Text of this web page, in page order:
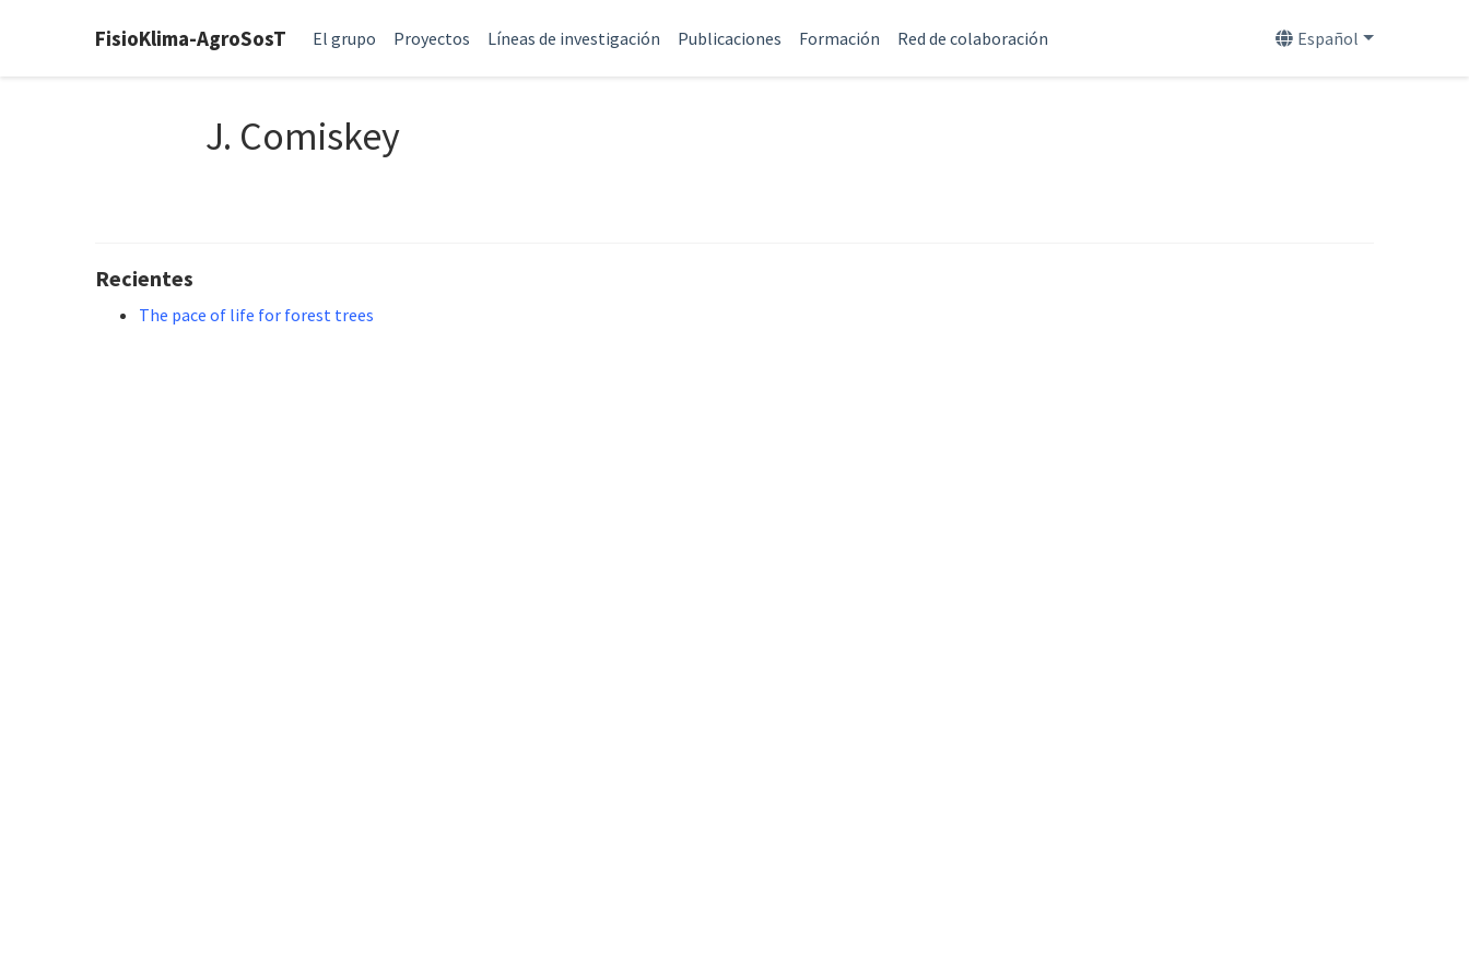
FisioKlima-AgroSosT El grupo Proyectos Líneas de investigación Publicaciones Formación Red de colaboración Español
J. Comiskey
Recientes
The pace of life for forest trees